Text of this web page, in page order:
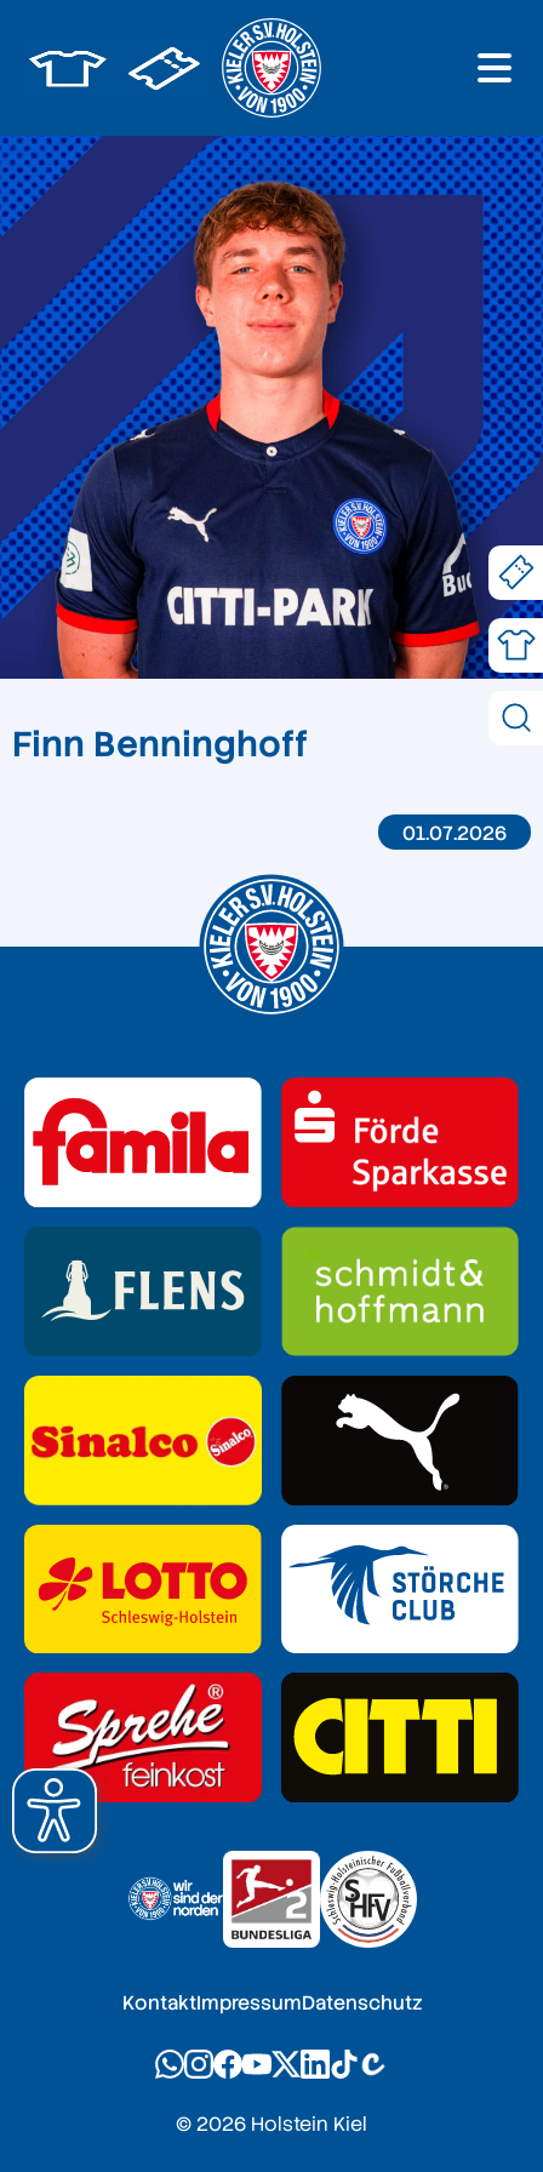
Finn Benninghoff
01.07.2026
© 2026 Holstein Kiel
KontaktImpressumDatenschutz